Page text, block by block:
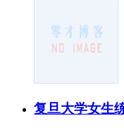
复旦大学女生